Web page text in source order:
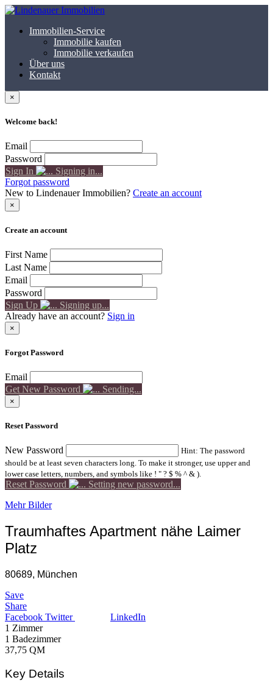
Immobilien-Service
Immobilie kaufen
Immobilie verkaufen
Über uns
Kontakt
×
Welcome back!
Email
Password
Sign In
Signing in...
Forgot password
New to Lindenauer Immobilien? Create an account
×
Create an account
First Name
Last Name
Email
Password
Sign Up
Signing up...
Already have an account? Sign in
×
Forgot Password
Email
Get New Password
Sending...
×
Reset Password
New Password
Hint: The password
should be at least seven characters long. To make it stronger, use upper and
lower case letters, numbers, and symbols like ! " ? $ % ^ & ).
Reset Password
Setting new password...
Mehr Bilder
Traumhaftes Apartment nähe Laimer
Platz
80689, München
Save
Share
Facebook Twitter
LinkedIn
1 Zimmer
1 Badezimmer
37,75 QM
Key Details